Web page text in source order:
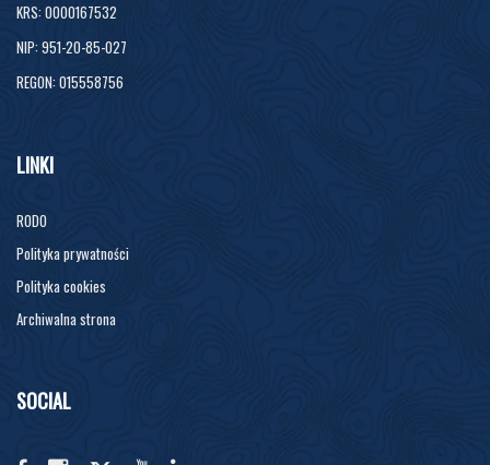
KRS: 0000167532
NIP: 951-20-85-027
REGON: 015558756
LINKI
RODO
Polityka prywatności
Polityka cookies
Archiwalna strona
SOCIAL